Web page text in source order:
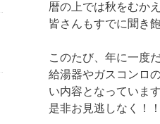
暦の上では秋をむか
皆さんもすでに聞き
このたび、年に一度
給湯器やガスコンロ
い内容となっています
是非お見逃しなく！！